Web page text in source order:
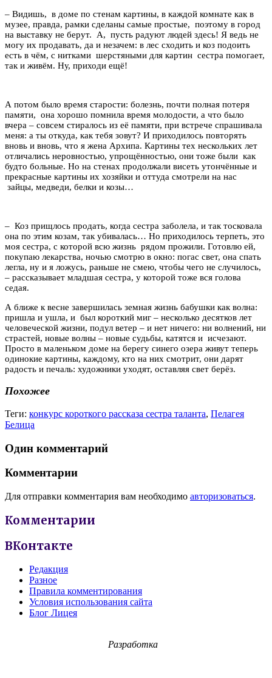
– Видишь, в доме по стенам картины, в каждой комнате как в
музее, правда, рамки сделаны самые простые, поэтому в город
на выставку не берут. А, пусть радуют людей здесь! Я ведь не
могу их продавать, да и незачем: в лес сходить и коз подоить
есть в чём, с нитками шерстяными для картин сестра помогает,
так и живём. Ну, приходи ещё!
А потом было время старости: болезнь, почти полная потеря
памяти, она хорошо помнила время молодости, а что было
вчера – совсем стиралось из её памяти, при встрече спрашивала
меня: а ты откуда, как тебя зовут? И приходилось повторять
вновь и вновь, что я жена Архипа. Картины тех нескольких лет
отличались неровностью, упрощённостью, они тоже были как
будто больные. Но на стенах продолжали висеть утончённые и
прекрасные картины их хозяйки и оттуда смотрели на нас
зайцы, медведи, белки и козы…
– Коз прищлось продать, когда сестра заболела, и так тосковала
она по этим козам, так убивалась… Но приходилось терпеть, это
моя сестра, с которой всю жизнь рядом прожили. Готовлю ей,
покупаю лекарства, ночью смотрю в окно: погас свет, она спать
легла, ну и я ложусь, раньше не смею, чтобы чего не случилось,
– рассказывает младшая сестра, у которой тоже вся голова
седая.
А ближе к весне завершилась земная жизнь бабушки как волна:
пришла и ушла, и был короткий миг – несколько десятков лет
человеческой жизни, подул ветер – и нет ничего: ни волнений, ни
страстей, новые волны – новые судьбы, катятся и исчезают.
Просто в маленьком доме на берегу синего озера живут теперь
одинокие картины, каждому, кто на них смотрит, они дарят
радость и печаль: художники уходят, оставляя свет берёз.
Похожее
Теги: конкурс короткого рассказа сестра таланта, Пелагея
Белица
Один комментарий
Комментарии
Для отправки комментария вам необходимо авторизоваться.
Комментарии
ВКонтакте
Редакция
Разное
Правила комментирования
Условия использования сайта
Блог Лицея
Разработка